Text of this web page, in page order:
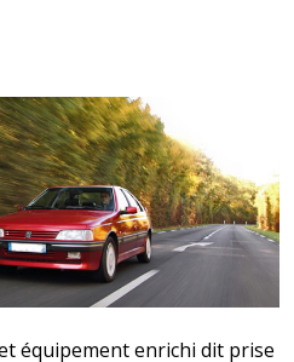
équipement enrichi dit prise